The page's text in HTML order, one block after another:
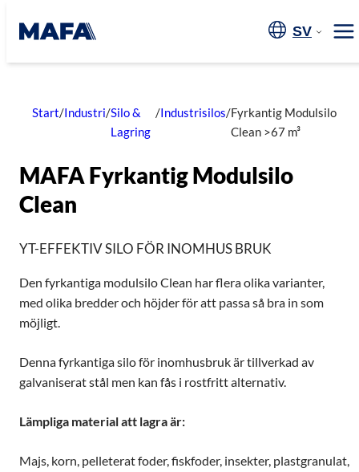
till
innehåll
SV
Start/Industri/Silo &
Lagring
/Industrisilos/Fyrkantig Modulsilo
Clean >67 m³
MAFA Fyrkantig Modulsilo
Clean
YT-EFFEKTIV SILO FÖR INOMHUS BRUK
Den fyrkantiga modulsilo Clean har flera olika varianter,
med olika bredder och höjder för att passa så bra in som
möjligt.
Denna fyrkantiga silo för inomhusbruk är tillverkad av
galvaniserat stål men kan fås i rostfritt alternativ.
Lämpliga material att lagra är:
Majs, korn, pelleterat foder, fiskfoder, insekter, plastgranulat,